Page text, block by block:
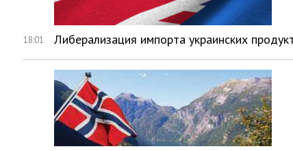
18:01 Либерализация импорта украинских